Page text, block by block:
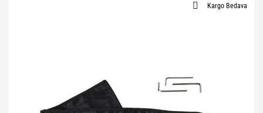
Kargo Bedava